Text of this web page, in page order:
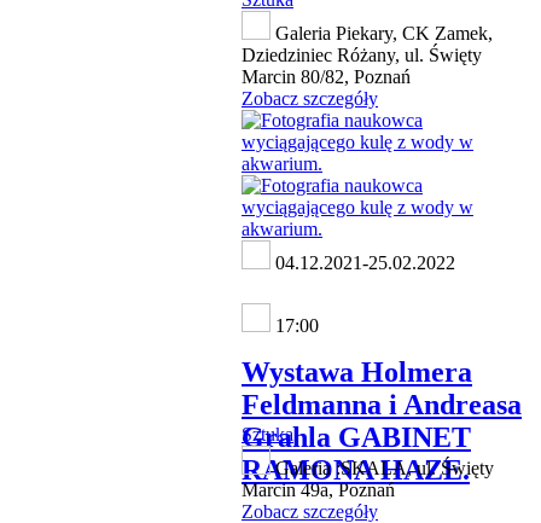
Galeria Piekary, CK Zamek,
Dziedziniec Różany, ul. Święty
Marcin 80/82, Poznań
Zobacz szczegóły
04.12.2021-25.02.2022
17:00
Wystawa Holmera
Feldmanna i Andreasa
Grahla GABINET
RAMONA HAZE.
Sztuka
Galeria :SKALA, ul. Święty
Marcin 49a, Poznań
Zobacz szczegóły